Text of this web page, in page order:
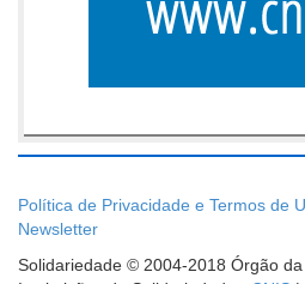
Política de Privacidade e Termos de
Newsletter
Solidariedade © 2004-2018 Órgão